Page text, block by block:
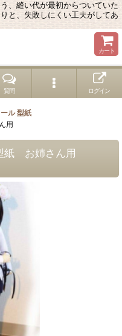
、縫い代が最初からついていた
と、失敗しにくい工夫がしてあ
カート
質問 ログイン
ル 型紙
用
紙 お姉さん用